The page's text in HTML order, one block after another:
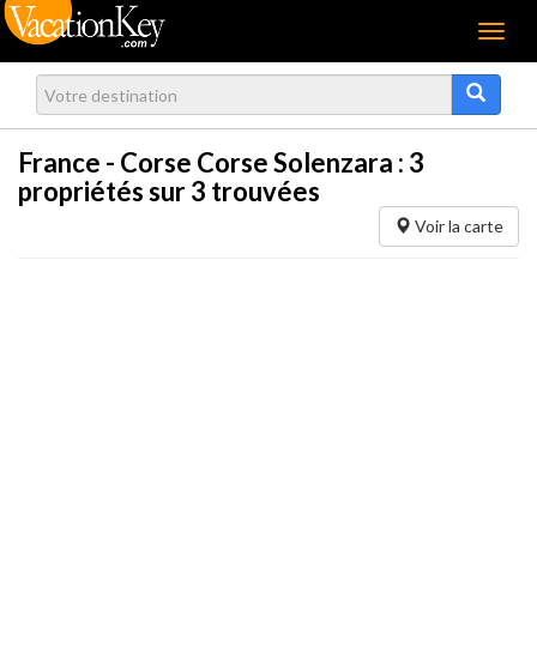
Menu
France - Corse Corse Solenzara : 3
propriétés sur 3 trouvées
Voir la carte